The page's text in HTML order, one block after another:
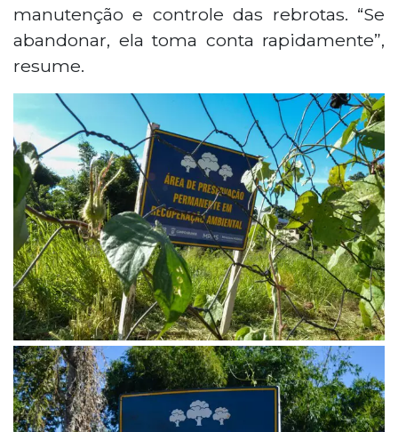
manutenção e controle das rebrotas. “Se
abandonar, ela toma conta rapidamente”,
resume.